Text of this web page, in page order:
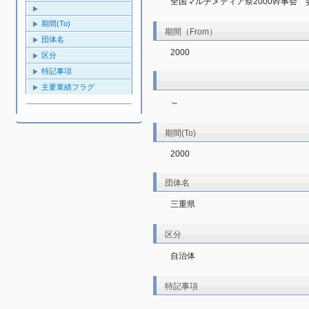
期間(To)
団体名
区分
特記事項
主要業績フラグ
期間（From）
2000
～
期間(To)
2000
団体名
三重県
区分
自治体
特記事項